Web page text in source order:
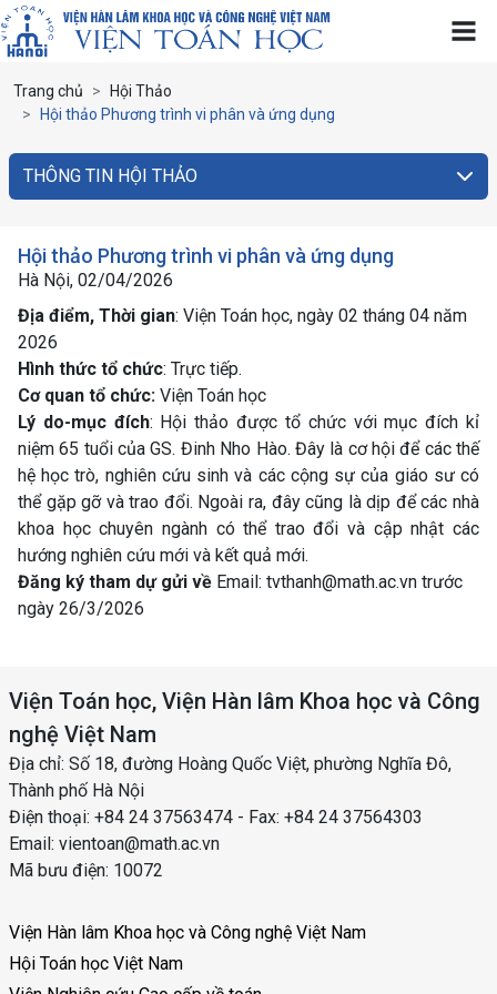
Trang chủ
Hội Thảo
Hội thảo Phương trình vi phân và ứng dụng
THÔNG TIN HỘI THẢO
Hội thảo Phương trình vi phân và ứng dụng
Hà Nội, 02/04/2026
Địa điểm, Thời gian: Viện Toán học, ngày 02 tháng 04 năm
2026
Hình thức tổ chức: Trực tiếp.
Cơ quan tổ chức: Viện Toán học
Lý do-mục đích: Hội thảo được tổ chức với mục đích kỉ
niệm 65 tuổi của GS. Đinh Nho Hào. Đây là cơ hội để các thế
hệ học trò, nghiên cứu sinh và các cộng sự của giáo sư có
thể gặp gỡ và trao đổi. Ngoài ra, đây cũng là dịp để các nhà
khoa học chuyên ngành có thể trao đổi và cập nhật các
hướng nghiên cứu mới và kết quả mới.
Đăng ký tham dự gửi về Email: tvthanh@math.ac.vn trước
ngày 26/3/2026
Viện Toán học, Viện Hàn lâm Khoa học và Công
nghệ Việt Nam
Địa chỉ: Số 18, đường Hoàng Quốc Việt, phường Nghĩa Đô,
Thành phố Hà Nội
Điện thoại: +84 24 37563474 - Fax: +84 24 37564303
Email: vientoan@math.ac.vn
Mã bưu điện: 10072
Viện Hàn lâm Khoa học và Công nghệ Việt Nam
Hội Toán học Việt Nam